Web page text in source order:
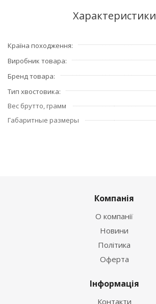
Характеристики
Країна походження
Виробник товара
Бренд товара
Тип хвостовика
Вес брутто, грамм
Габаритные размеры
Компанія
О компанії
Новини
Політика
Оферта
Інформація
Контакти